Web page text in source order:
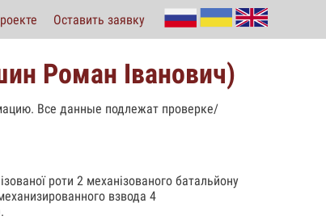
Оставить заявку
Роман Іванович)
Все данные подлежат проверке/
роти 2 механізованого батальйону
взвода 4